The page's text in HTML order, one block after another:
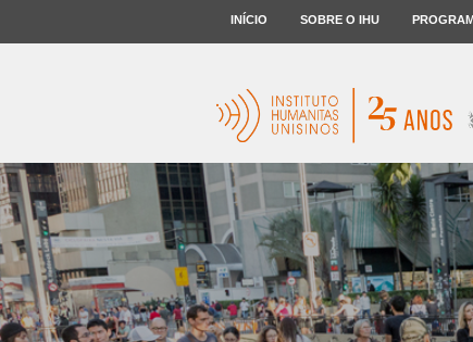
INÍCIO SOBRE O IHU